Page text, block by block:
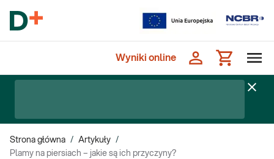
Wyniki online
Strona główna / Artykuły /
Plamy na piersiach – jakie są ich przyczyny?